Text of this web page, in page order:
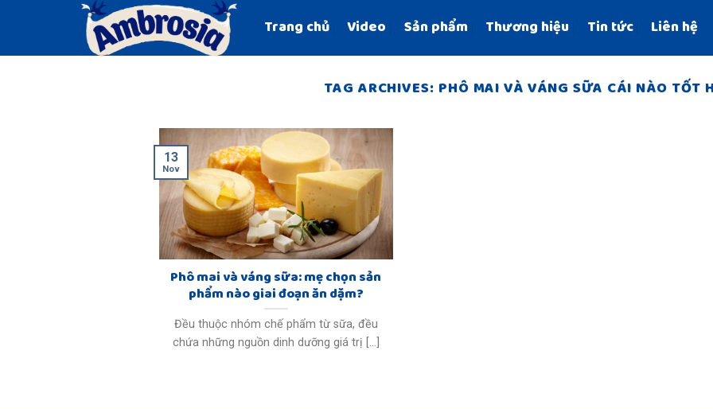
Trang chủ Video Sản phẩm Thương hiệu Tin tức Liên hệ
TAG ARCHIVES: PHÔ MAI VÀ VÁNG SỮA CÁI NÀO TỐT
Phô mai và váng sữa: mẹ chọn sản
phẩm nào giai đoạn ăn dặm?
Đều thuộc nhóm chế phẩm từ sữa, đều
chứa những nguồn dinh dưỡng giá trị [...]
13
Nov